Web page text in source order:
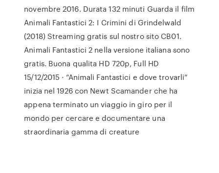
novembre 2016. Durata 132 minuti Guarda il film
Animali Fantastici 2: I Crimini di Grindelwald
(2018) Streaming gratis sul nostro sito CB01.
Animali Fantastici 2 nella versione italiana sono
gratis. Buona qualita HD 720p, Full HD
15/12/2015 · “Animali Fantastici e dove trovarli”
inizia nel 1926 con Newt Scamander che ha
appena terminato un viaggio in giro per il
mondo per cercare e documentare una
straordinaria gamma di creature